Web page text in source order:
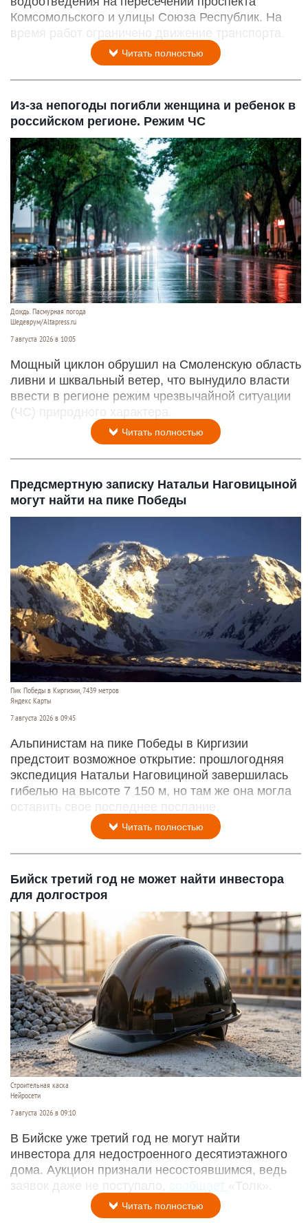
Комсомольского и улицы Союза Республик. На
время работ ограничено движение транспорта.
Читать полностью
Из-за непогоды погибли женщина и ребенок в
российском регионе. Режим ЧС
Дождь. Пасмурная погода
Шедеврум/Altapress.ru
7 августа 2026 в 10:05
Мощный циклон обрушил на Смоленскую область
ливни и шквальный ветер, что вынудило власти
ввести в регионе режим чрезвычайной ситуации
(ЧС) природного характера.
Читать полностью
Предсмертную записку Натальи Наговицыной
могут найти на пике Победы
Пик Победы в Киргизии, 7439 метров
Яндекс Карты
7 августа 2026 в 09:45
Альпинистам на пике Победы в Киргизии
предстоит возможное открытие: прошлогодняя
экспедиция Натальи Наговициной завершилась
гибелью на высоте 7 150 м, но там же она могла
оставить свое последнее послание.
Читать полностью
Бийск третий год не может найти инвестора
для долгостроя
Строительная каска
Нейросети
7 августа 2026 в 09:10
В Бийске уже третий год не могут найти
инвестора для недостроенного десятиэтажного
дома. Аукцион признали несостоявшимся, ведь
заявок даже не поступало,
сообщает «Толк».
Читать полностью